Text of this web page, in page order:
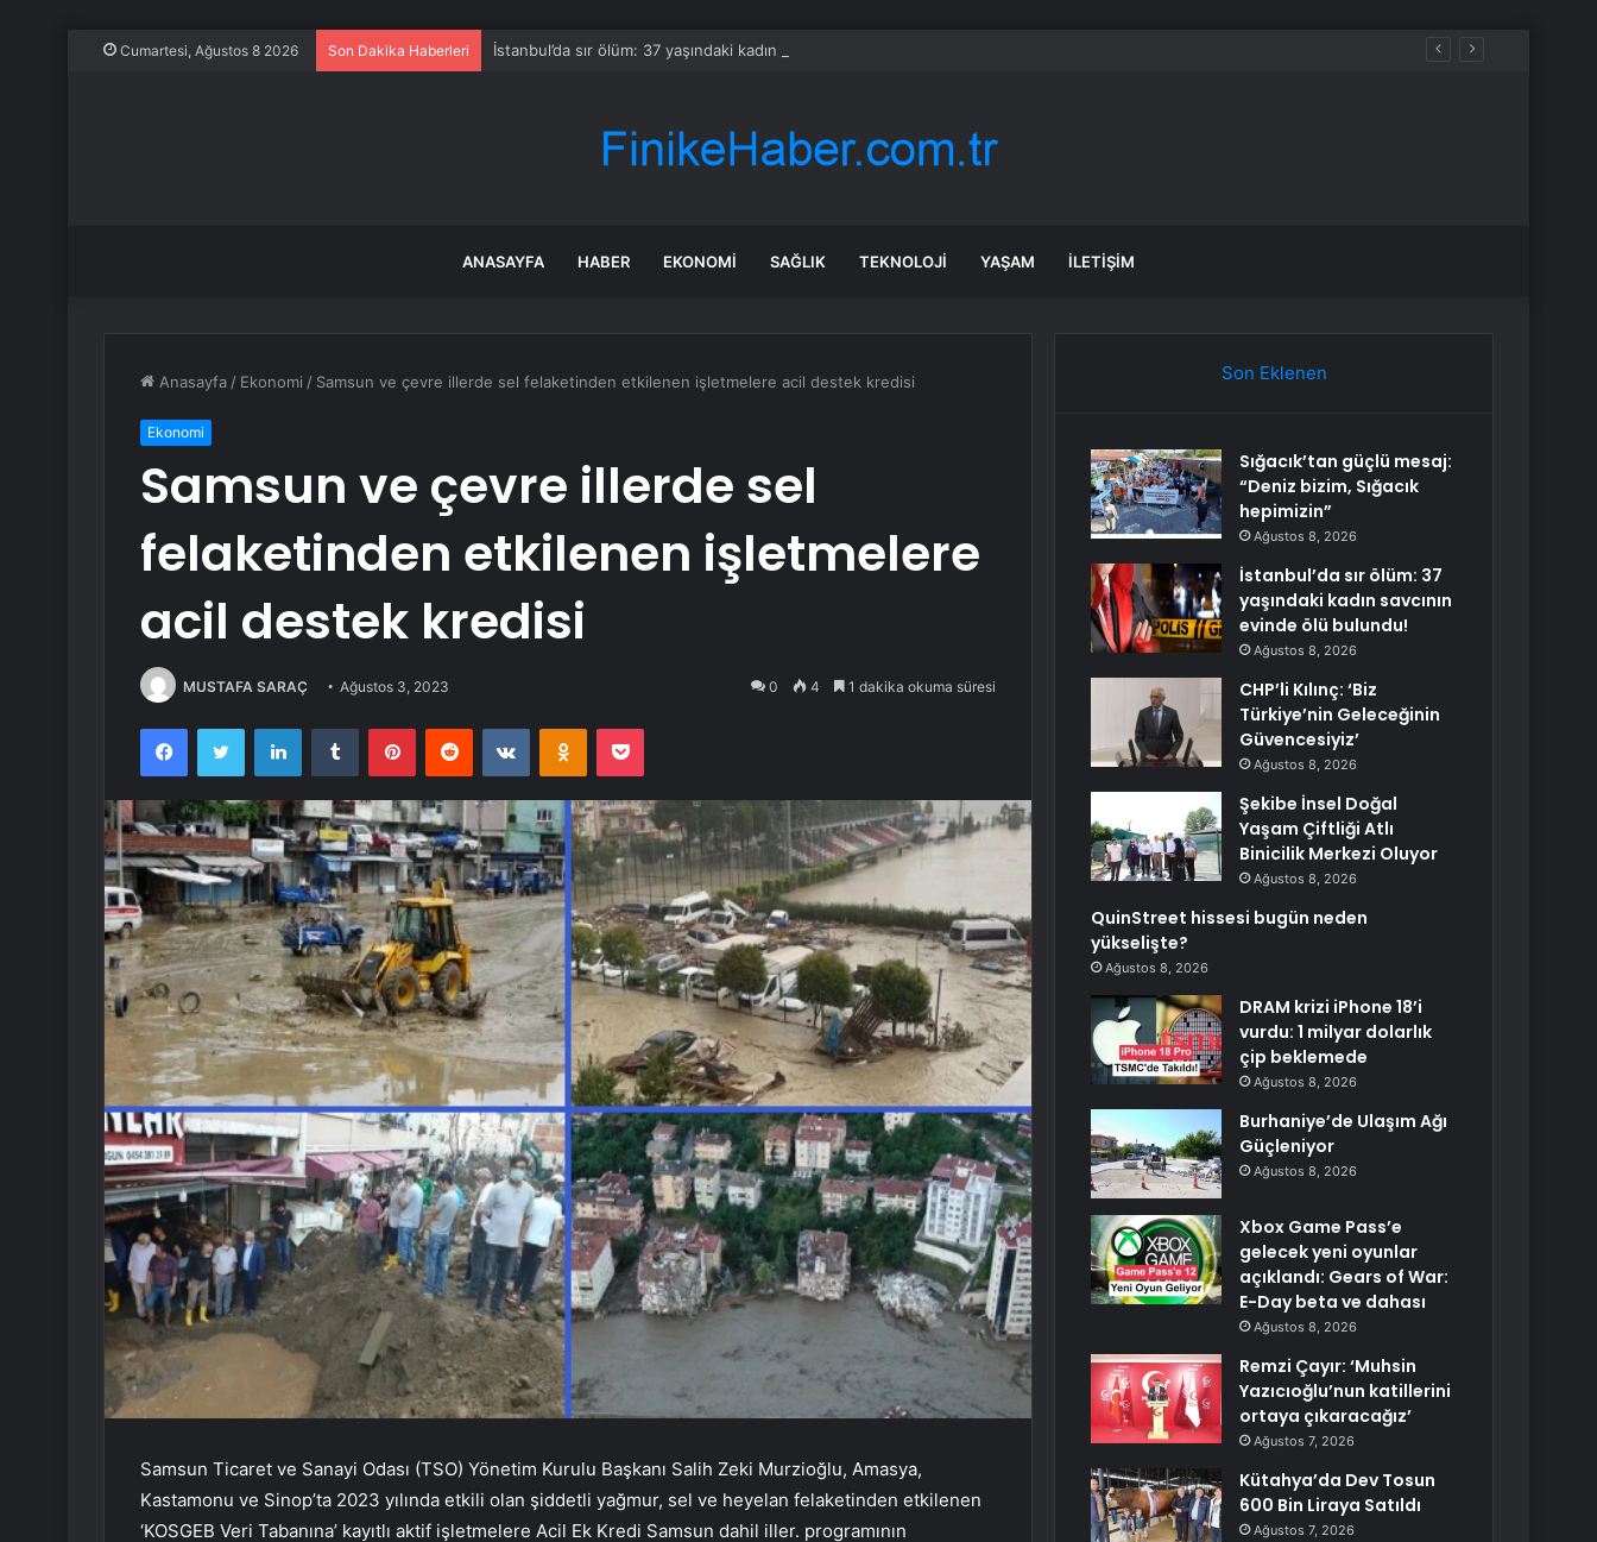
Cumartesi, Ağustos 8 2026 Son Dakika Haberleri İstanbul’da sır ölüm: 37 yaşındaki kadın savcının evinde ölü bulundu!
ANASAYFA HABER EKONOMI SAĞLIK TEKNOLOJI YAŞAM İLETIŞIM
Anasayfa / Ekonomi / Samsun ve çevre illerde sel felaketinden etkilenen işletmelere acil destek kredisi
Ekonomi
Samsun ve çevre illerde sel
felaketinden etkilenen işletmelere
acil destek kredisi
MUSTAFA SARAÇ Ağustos 3, 2023 0 4 1 dakika okuma süresi
FacebookTwitter LinkedInTumblr PinterestReddit VKontakteOdnoklassniki
Pocket
Samsun Ticaret ve Sanayi Odası (TSO) Yönetim Kurulu Başkanı Salih Zeki Murzioğlu, Amasya,
Kastamonu ve Sinop’ta 2023 yılında etkili olan şiddetli yağmur, sel ve heyelan felaketinden etkilenen
‘KOSGEB Veri Tabanına’ kayıtlı aktif işletmelere Acil Ek Kredi Samsun dahil iller. programının
Son Eklenen
Sığacık’tan güçlü mesaj:
“Deniz bizim, Sığacık
hepimizin”
Ağustos 8, 2026
İstanbul’da sır ölüm: 37
yaşındaki kadın savcının
evinde ölü bulundu!
Ağustos 8, 2026
CHP’li Kılınç: ‘Biz
Türkiye’nin Geleceğinin
Güvencesiyiz’
Ağustos 8, 2026
Şekibe İnsel Doğal
Yaşam Çiftliği Atlı
Binicilik Merkezi Oluyor
Ağustos 8, 2026
QuinStreet hissesi bugün neden
yükselişte?
Ağustos 8, 2026
DRAM krizi iPhone 18’i
vurdu: 1 milyar dolarlık
çip beklemede
Ağustos 8, 2026
Burhaniye’de Ulaşım Ağı
Güçleniyor
Ağustos 8, 2026
Xbox Game Pass’e
gelecek yeni oyunlar
açıklandı: Gears of War:
E-Day beta ve dahası
Ağustos 8, 2026
Remzi Çayır: ‘Muhsin
Yazıcıoğlu’nun katillerini
ortaya çıkaracağız’
Ağustos 7, 2026
Kütahya’da Dev Tosun
600 Bin Liraya Satıldı
Ağustos 7, 2026